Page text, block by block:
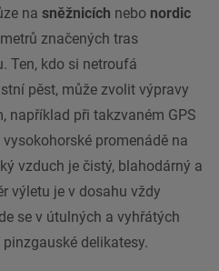
na sněžnicích nebo nordic
značených tras
Ten, kdo si netroufá
pěst, může zvolit výpravy
například při takzvaném GPS
promenádě na
vzduch je čistý, blahodárný a
výletu je v dosahu vždy
se v útulných a vyhřátých
delikatesy.